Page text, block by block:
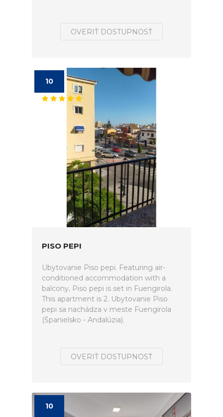
OVERIŤ DOSTUPNOSŤ
10
PISO PEPI
Ubytovanie Piso pepi. Featuring air-
conditioned accommodation with a
balcony, Piso pepi is set in Fuengirola.
This apartment is 2. Ubytovanie Piso
pepi sa nachádza v meste Fuengirola
(Španielsko - Andalúzia).
OVERIŤ DOSTUPNOSŤ
10